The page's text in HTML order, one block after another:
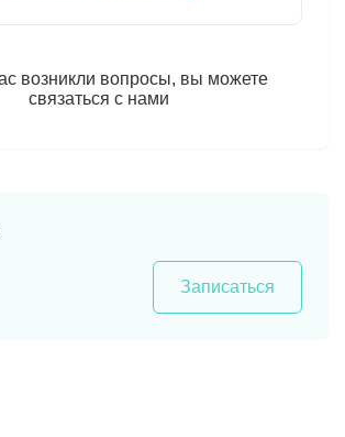
возникли вопросы, вы можете
связаться с нами
Записаться